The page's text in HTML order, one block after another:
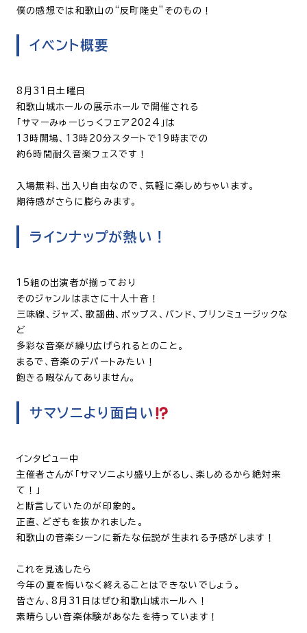
僕の感想では和歌山の“反町隆史”そのもの！
イベント概要
8月31日土曜日
和歌山城ホールの展示ホールで開催される
「サマーみゅーじっくフェア2024」は
13時開場、13時20分スタートで19時までの
約6時間耐久音楽フェスです！
入場無料、出入り自由なので、気軽に楽しめちゃいます。
期待感がさらに膨らみます。
ラインナップが熱い！
15組の出演者が揃っており
そのジャンルはまさに十人十音！
三味線、ジャズ、歌謡曲、ポップス、バンド、プリンミュージックな
ど
多彩な音楽が繰り広げられるとのこと。
まるで、音楽のデパートみたい！
飽きる暇なんてありません。
サマソニより面白い
インタビュー中
主催者さんが「サマソニより盛り上がるし、楽しめるから絶対来
て！」
と断言していたのが印象的。
正直、どぎもを抜かれました。
和歌山の音楽シーンに新たな伝説が生まれる予感がします！
これを見逃したら
今年の夏を悔いなく終えることはできないでしょう。
皆さん、8月31日はぜひ和歌山城ホールへ！
素晴らしい音楽体験があなたを待っています！